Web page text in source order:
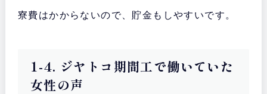
寮費はかからないので、貯金もしやすいです。
1-4. ジヤトコ期間工で働いていた
女性の声